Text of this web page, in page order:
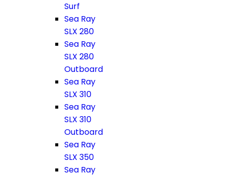
Surf
Sea Ray
SLX 280
Sea Ray
SLX 280
Outboard
Sea Ray
SLX 310
Sea Ray
SLX 310
Outboard
Sea Ray
SLX 350
Sea Ray